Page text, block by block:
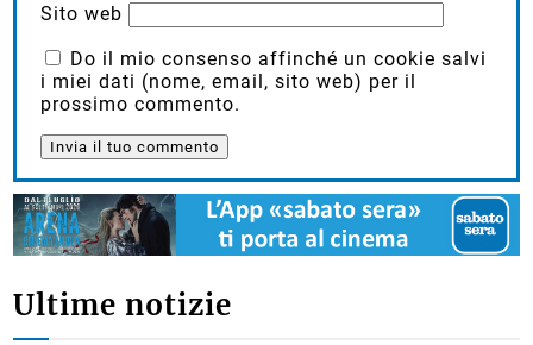
Sito web
Do il mio consenso affinché un cookie salvi
i miei dati (nome, email, sito web) per il
prossimo commento.
Ultime notizie